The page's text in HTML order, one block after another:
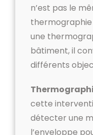
n’est pas le
une
bâtiment, il
différents
cette
détecter une
l’enveloppe